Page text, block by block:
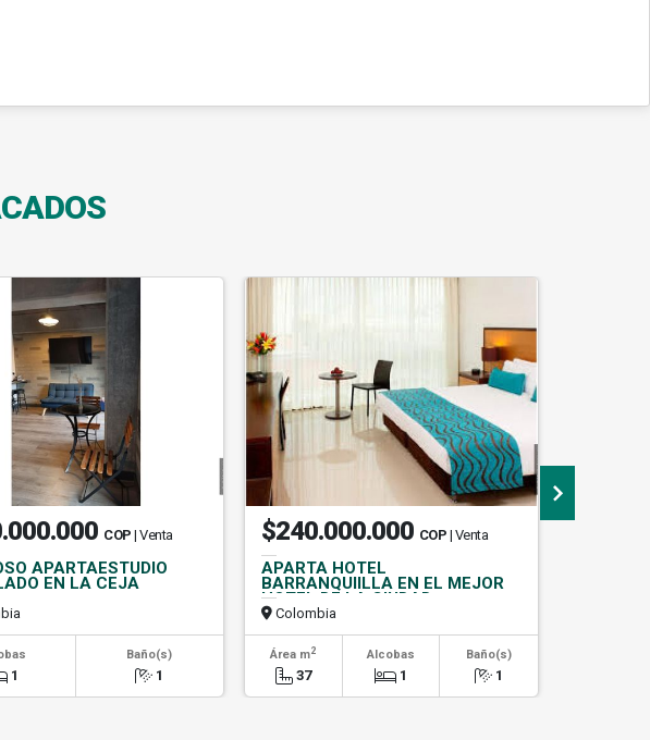
COP | Venta
APARTAESTUDIO
EN LA CEJA
1
Baño(s)
1
$240.000.000 COP | Venta
APARTA HOTEL
BARRANQUIILLA EN EL MEJOR
HOTEL DE LA CIUDAD
Colombia
Área m2
37
Alcobas
1
Baño(s)
1